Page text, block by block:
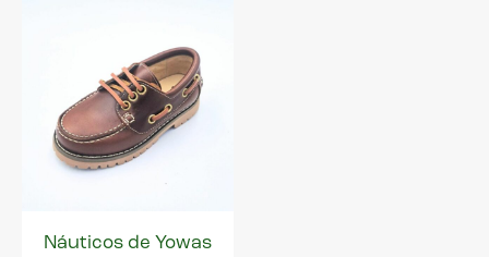
Náuticos de Yowas